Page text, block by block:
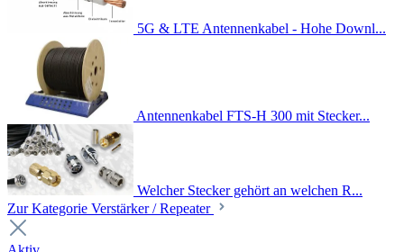
5G & LTE Antennenkabel - Hohe Downl...
Antennenkabel FTS-H 300 mit Stecker...
Welcher Stecker gehört an welchen R...
Zur Kategorie Verstärker / Repeater